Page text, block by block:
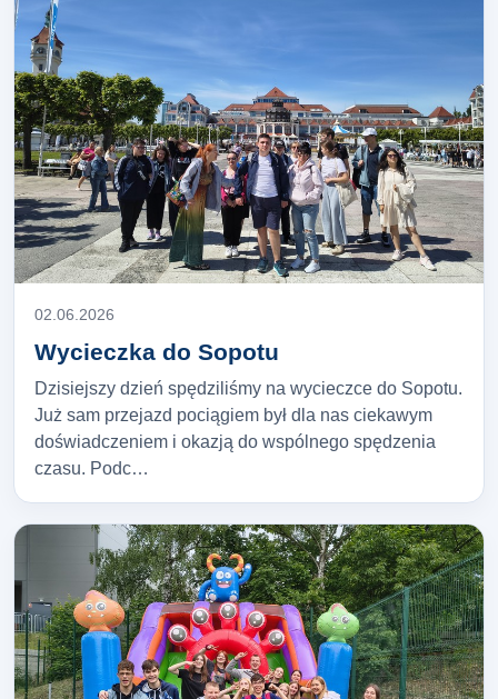
02.06.2026
Wycieczka do Sopotu
Dzisiejszy dzień spędziliśmy na wycieczce do Sopotu.
Już sam przejazd pociągiem był dla nas ciekawym
doświadczeniem i okazją do wspólnego spędzenia
czasu. Podc…